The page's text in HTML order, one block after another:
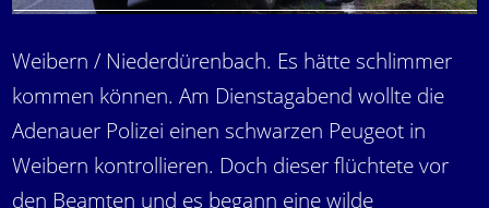
Weibern / Niederdürenbach. Es hätte schlimmer
kommen können. Am Dienstagabend wollte die
Adenauer Polizei einen schwarzen Peugeot in
Weibern kontrollieren. Doch dieser flüchtete vor
den Beamten und es begann eine wilde